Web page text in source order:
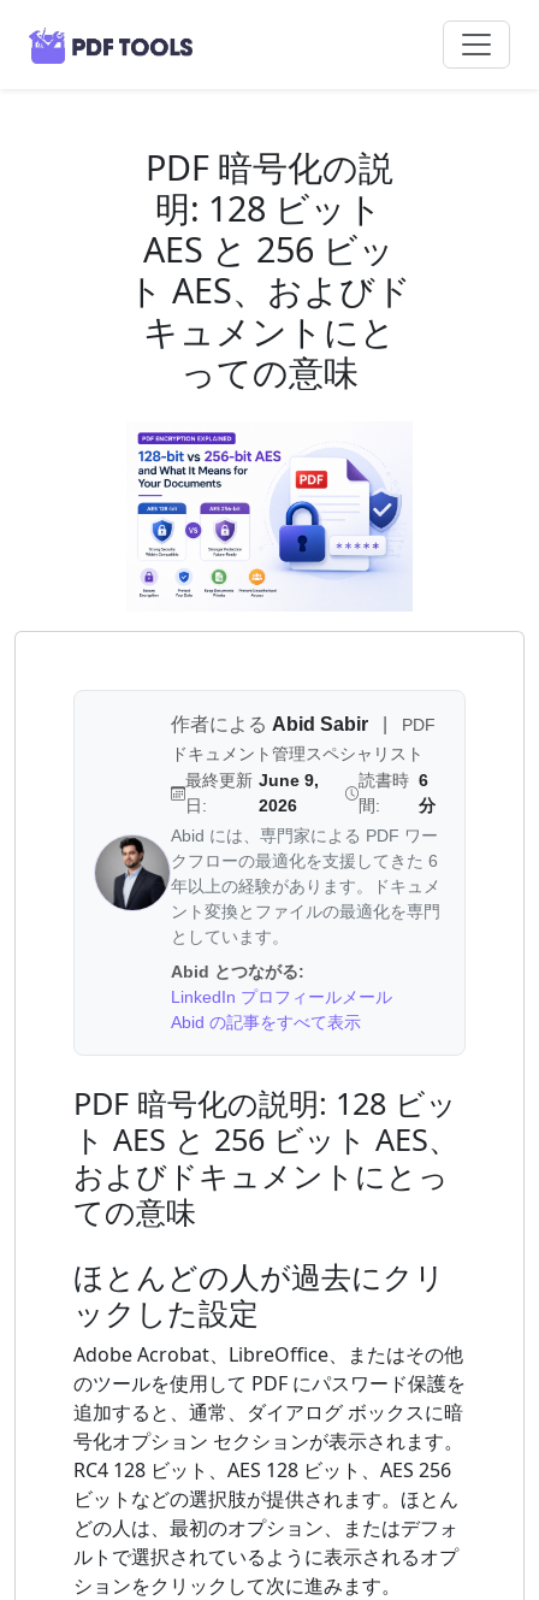
PDF 暗号化の説
明: 128 ビット
AES と 256 ビッ
ト AES、およびド
キュメントにと
っての意味
作者による Abid Sabir
PDF
ドキュメント管理スペシャリスト
最終更新
日:
June 9,
2026
読書時
間:
6
分
Abid には、専門家による PDF ワー
クフローの最適化を支援してきた 6
年以上の経験があります。ドキュメ
ント変換とファイルの最適化を専門
としています。
Abid とつながる:
LinkedIn プロフィール メール
Abid の記事をすべて表示
PDF 暗号化の説明: 128 ビッ
ト AES と 256 ビット AES、
およびドキュメントにとっ
ての意味
ほとんどの人が過去にクリ
ックした設定
Adobe Acrobat、LibreOffice、またはその他
のツールを使用して PDF にパスワード保護を
追加すると、通常、ダイアログ ボックスに暗
号化オプション セクションが表示されます。
RC4 128 ビット、AES 128 ビット、AES 256
ビットなどの選択肢が提供されます。ほとん
どの人は、最初のオプション、またはデフォ
ルトで選択されているように表示されるオプ
ションをクリックして次に進みます。